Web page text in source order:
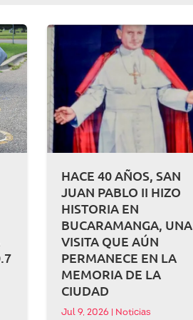
HACE 40 AÑOS, SAN
JUAN PABLO II HIZO
HISTORIA EN
BUCARAMANGA, UNA
VISITA QUE AÚN
PERMANECE EN LA
MEMORIA DE LA
CIUDAD
Jul 9, 2026 Noticias